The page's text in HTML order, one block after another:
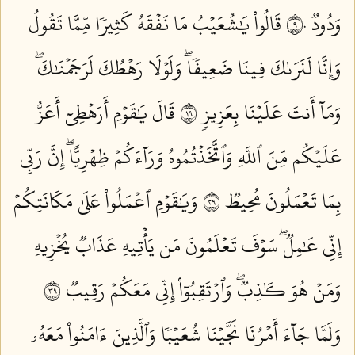
وَدُودٞ ٩٠
قَالُواْ يَٰشُعَيۡبُ مَا نَفۡقَهُ كَثِيرٗا مِّمَّا تَقُولُ
وَإِنَّا لَنَرَىٰكَ فِينَا ضَعِيفٗاۖ وَلَوۡلَا رَهۡطُكَ لَرَجَمۡنَٰكَۖ
وَمَآ أَنتَ عَلَيۡنَا بِعَزِيزٖ ٩١
قَالَ يَٰقَوۡمِ أَرَهۡطِيٓ أَعَزُّ
عَلَيۡكُم مِّنَ ٱللَّهِ وَٱتَّخَذۡتُمُوهُ وَرَآءَكُمۡ ظِهۡرِيًّاۖ إِنَّ رَبِّي
بِمَا تَعۡمَلُونَ مُحِيطٞ ٩٢
وَيَٰقَوۡمِ ٱعۡمَلُواْ عَلَىٰ مَكَانَتِكُمۡ
إِنِّي عَٰمِلٞۖ سَوۡفَ تَعۡلَمُونَ مَن يَأۡتِيهِ عَذَابٞ يُخۡزِيهِ
وَمَنۡ هُوَ كَٰذِبٞۖ وَٱرۡتَقِبُوٓاْ إِنِّي مَعَكُمۡ رَقِيبٞ ٩٣
وَلَمَّا جَآءَ أَمۡرُنَا نَجَّيۡنَا شُعَيۡبٗا وَٱلَّذِينَ ءَامَنُواْ مَعَهُۥ